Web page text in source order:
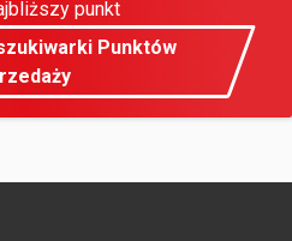
punkt
Punktów